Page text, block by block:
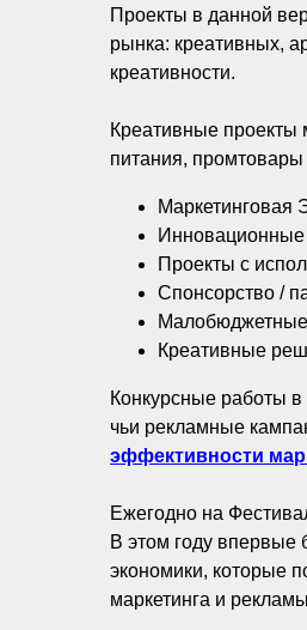
Проекты в данной
рынка: креативных,
креативности.
Креативные проекты
питания, промтовары
Маркетинговая
Инновационные
Проекты с
Спонсорство /
Креативные
Конкурсные работы в
чьи рекламные
эффективности
Ежегодно на
В этом году впервые
экономики, которые
маркетинга и